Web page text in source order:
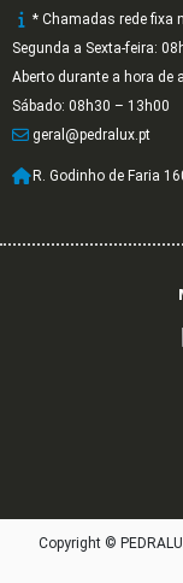
* Chamadas rede fixa
Segunda a Sexta-feira:
Aberto durante a hora de
Sábado: 08h30 – 13h00
geral@pedralux.pt
R. Godinho de Faria
Copyright ©